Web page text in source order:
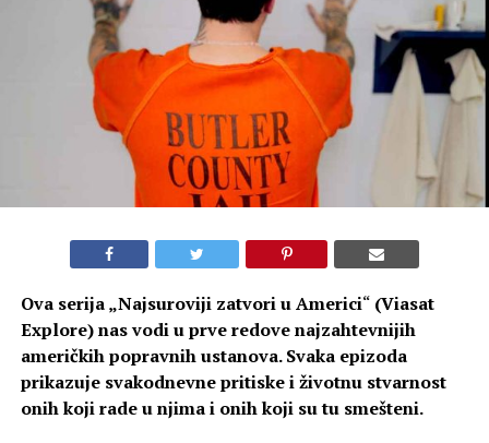
Ova serija „Najsuroviji zatvori u Americi“ (Viasat
Explore) nas vodi u prve redove najzahtevnijih
američkih popravnih ustanova. Svaka epizoda
prikazuje svakodnevne pritiske i životnu stvarnost
onih koji rade u njima i onih koji su tu smešteni.